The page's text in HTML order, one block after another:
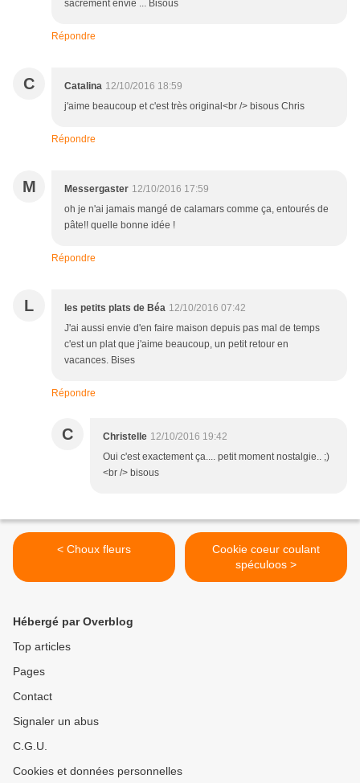
sacrément envie ... Bisous
Répondre
C Catalina 12/10/2016 18:59
j'aime beaucoup et c'est très original<br /> bisous Chris
Répondre
M Messergaster 12/10/2016 17:59
oh je n'ai jamais mangé de calamars comme ça, entourés de
pâte!! quelle bonne idée !
Répondre
L les petits plats de Béa 12/10/2016 07:42
J'ai aussi envie d'en faire maison depuis pas mal de temps
c'est un plat que j'aime beaucoup, un petit retour en
vacances. Bises
Répondre
C Christelle 12/10/2016 19:42
Oui c'est exactement ça.... petit moment nostalgie.. ;)
<br /> bisous
< Choux fleurs
Cookie coeur coulant
spéculoos >
Hébergé par Overblog
Top articles
Pages
Contact
Signaler un abus
C.G.U.
Cookies et données personnelles